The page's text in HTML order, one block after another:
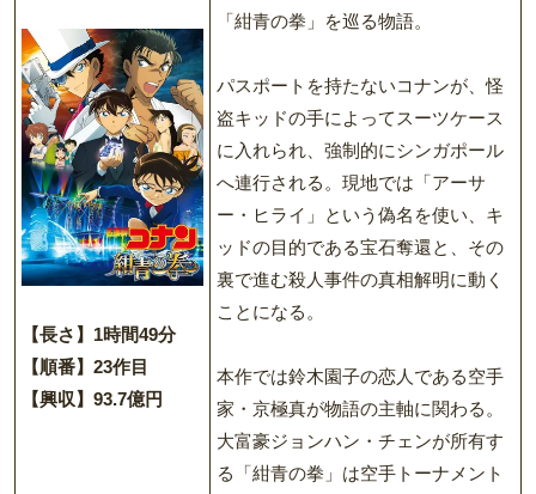
【長さ】1時間49分
【順番】23作目
【興収】93.7億円
「紺青の拳」を巡る物語。
パスポートを持たないコナンが、怪
盗キッドの手によってスーツケース
に入れられ、強制的にシンガポール
へ連行される。現地では「アーサ
ー・ヒライ」という偽名を使い、キ
ッドの目的である宝石奪還と、その
裏で進む殺人事件の真相解明に動く
ことになる。
本作では鈴木園子の恋人である空手
家・京極真が物語の主軸に関わる。
大富豪ジョンハン・チェンが所有す
る「紺青の拳」は空手トーナメント